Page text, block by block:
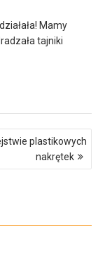
Mamy
tajniki
plastikowych
nakrętek